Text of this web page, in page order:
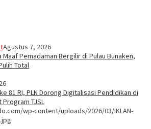
Agustus 7, 2026
Maaf Pemadaman Bergilir di Pulau Bunaken,
Total
81 RI, PLN Dorong Digitalisasi Pendidikan di
Program TJSL
wp-content/uploads/2026/03/IKLAN-